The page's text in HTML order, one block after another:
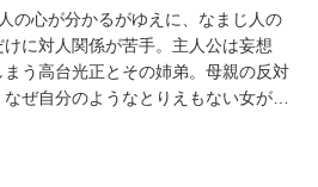
心が分かるがゆえに、なまじ人の
に対人関係が苦手。主人公は妄想
う高台光正とその姉弟。母親の反対
ぜ自分のようなとりえもない女が高
らないまま振り回される。...